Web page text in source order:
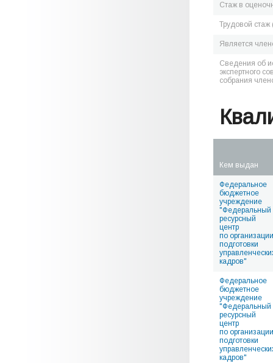
Стаж в
Трудовой стаж
Является
Сведения об
экспертного
собрания
Кем выдан
Федеральное
бюджетное
учреждение
"Федеральный
ресурсный
центр
по организации
подготовки
кадров"
Федеральное
бюджетное
учреждение
"Федеральный
ресурсный
центр
по организации
подготовки
кадров"